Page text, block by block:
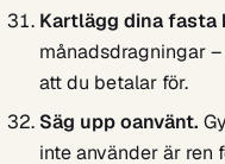
Kartlägg dina fasta
månadsdragningar
att du betalar för.
Säg upp oanvänt.
inte använder är ren